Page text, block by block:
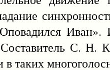
С. Н.
таких